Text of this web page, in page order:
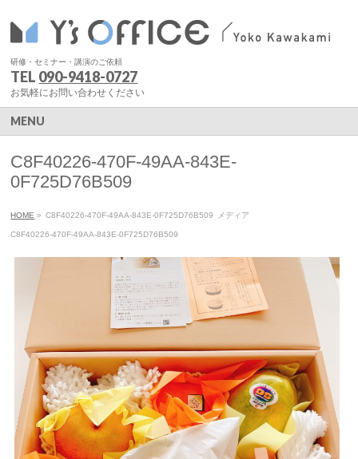
研修・セミナー・講演のご依頼
TEL 090-9418-0727
お気軽にお問い合わせください
MENU
C8F40226-470F-49AA-843E-
0F725D76B509
HOME » C8F40226-470F-49AA-843E-0F725D76B509 メディア
C8F40226-470F-49AA-843E-0F725D76B509